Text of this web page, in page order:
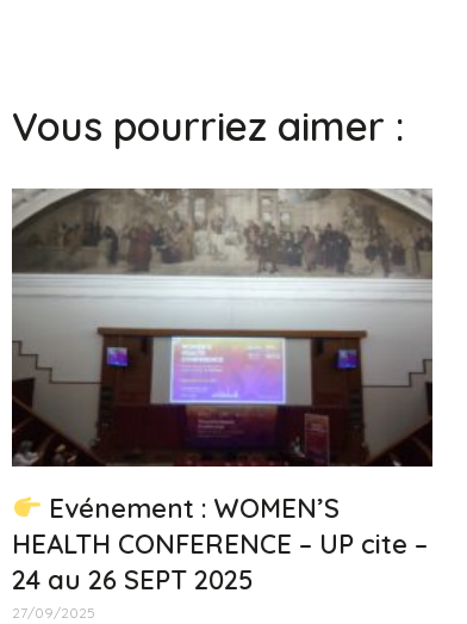
Vous pourriez aimer :
Evénement : WOMEN’S
HEALTH CONFERENCE – UP cite –
24 au 26 SEPT 2025
27/09/2025